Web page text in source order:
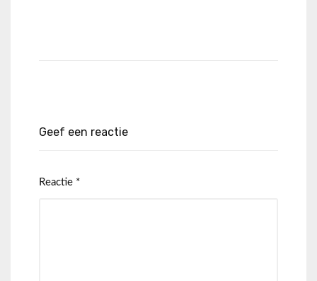
Geef een reactie
Reactie *